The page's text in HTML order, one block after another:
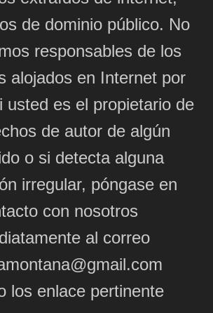
de dominio público. No
responsables de los
alojados en Internet por
usted es el propietario de
de autor de algún
o si detecta alguna
irregular, póngase en
con nosotros
al correo
los enlace pertinente